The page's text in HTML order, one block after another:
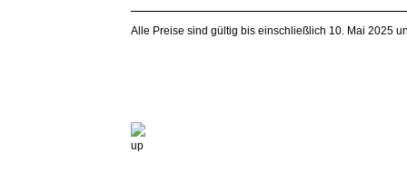
Alle Preise sind gültig bis einschließlich 10. Mai 2025